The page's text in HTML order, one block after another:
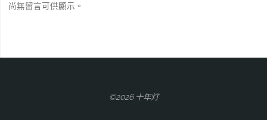
尚無留言可供顯示。
©2026 十年灯